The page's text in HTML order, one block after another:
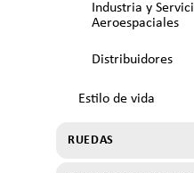
Industria y
Aeroespaciales
Distribuidores
Estilo de vida
RUEDAS